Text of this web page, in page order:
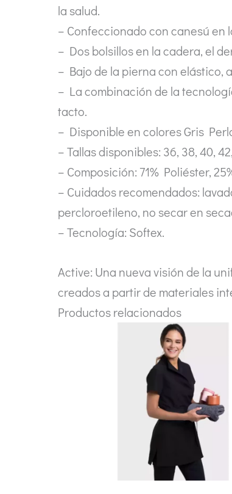
la salud.
– Confeccionado con canesú
– Dos bolsillos en la cadera, el
– Bajo de la pierna con elástico,
– La combinación de la
tacto.
– Disponible en colores Gris
– Tallas disponibles: 36, 38, 40,
– Composición: 71% Poliéster,
– Cuidados recomendados:
percloroetileno, no secar en
– Tecnología: Softex.
Active: Una nueva visión de la
creados a partir de materiales
Productos relacionados